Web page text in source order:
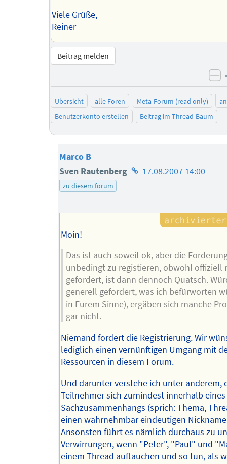
Viele Grüße,
Reiner
Beitrag melden
Übersicht alle Foren Meta-Forum (read only)
Benutzerkonto erstellen
Beitrag im Thread-Baum
Marco B
Sven Rautenberg Homepage
17.08.2007 14:00
zu diesem forum
Moin!
Das ist auch soweit ok, aber die
unbedingt zu registieren, obwohl offiziell
gefordert, ist dann dennoch Quatsch.
generell gefordert, was ich befürworten
in Eurem Sinne), ergäben sich manche
gar nicht.
Niemand fordert die Registrierung. Wir
lediglich einen vernünftigen Umgang mit
Ressourcen in diesem Forum.
Und darunter verstehe ich unter anderem,
Teilnehmer sich zumindest innerhalb eines
Sachzusammenhangs (sprich: Thema,
einen wahrnehmbar eindeutigen
Ansonsten führt es nämlich durchaus zu
Verwirrungen, wenn "Peter", "Paul" und
einem Thread auftauchen und so tun, als